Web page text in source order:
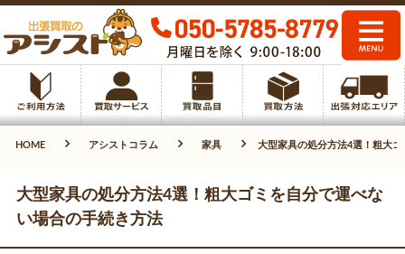
HOME アシストコラム 家具 大型家具の処分方法4選！粗大
大型家具の処分方法4選！粗大ゴミを自分で運べな
い場合の手続き方法